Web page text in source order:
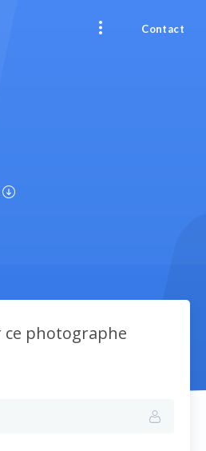
Contact
ce photographe